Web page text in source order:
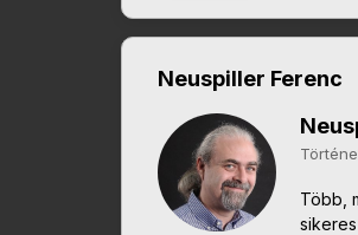
Neuspiller Ferenc
Több,